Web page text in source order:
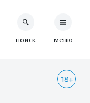
поиск меню
18+